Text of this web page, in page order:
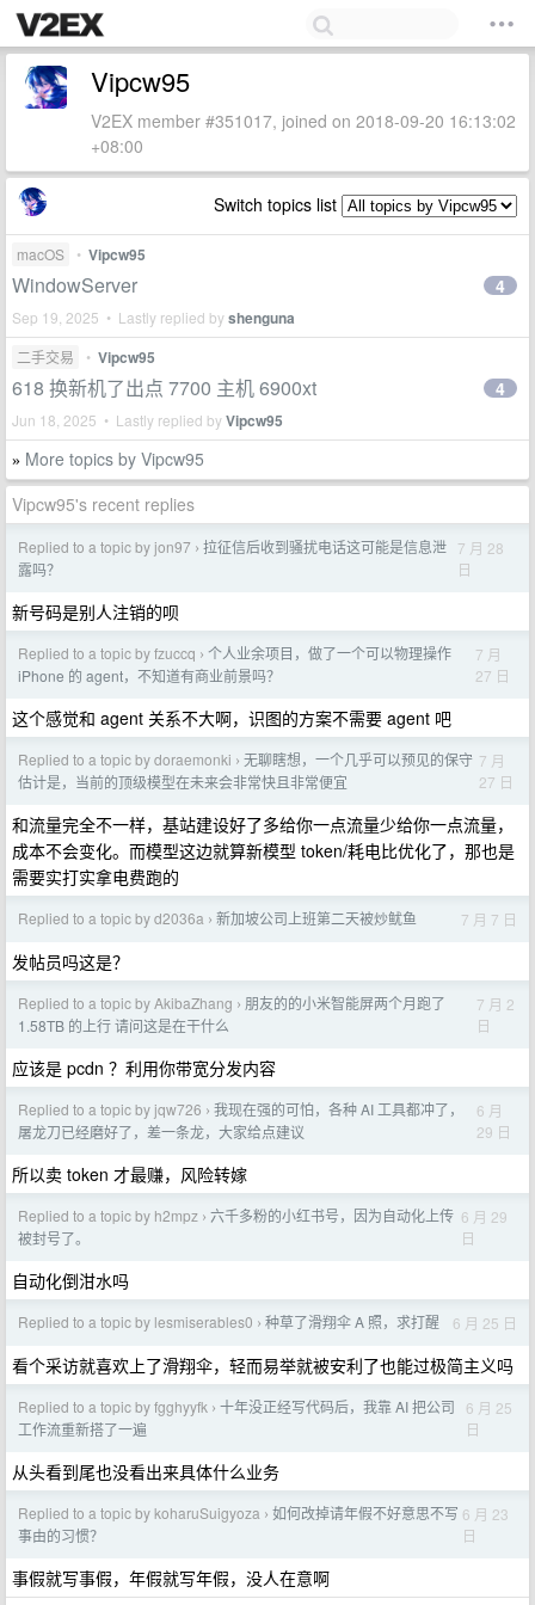
Vipcw95
V2EX member #351017, joined on 2018-09-20 16:13:02
+08:00
Switch topics list
macOS • Vipcw95
WindowServer
Sep 19, 2025 • Lastly replied byshenguna
4
二手交易 • Vipcw95
618 换新机了出点 7700 主机 6900xt
Jun 18, 2025 • Lastly replied byVipcw95
4
» More topics by Vipcw95
Vipcw95's recent replies
Replied to a topic by jon97 › 拉征信后收到骚扰电话这可能是信息泄
露吗？
7 月 28
日
新号码是别人注销的呗
Replied to a topic by fzuccq › 个人业余项目，做了一个可以物理操作
iPhone 的 agent，不知道有商业前景吗？
7 月
27 日
这个感觉和 agent 关系不大啊，识图的方案不需要 agent 吧
Replied to a topic by doraemonki › 无聊瞎想，一个几乎可以预见的保守
估计是，当前的顶级模型在未来会非常快且非常便宜
7 月
27 日
和流量完全不一样，基站建设好了多给你一点流量少给你一点流量，
成本不会变化。而模型这边就算新模型 token/耗电比优化了，那也是
需要实打实拿电费跑的
Replied to a topic by d2036a › 新加坡公司上班第二天被炒鱿鱼 7 月 7 日
发帖员吗这是？
Replied to a topic by AkibaZhang › 朋友的的小米智能屏两个月跑了
1.58TB 的上行 请问这是在干什么
7 月 2
日
应该是 pcdn ？利用你带宽分发内容
Replied to a topic by jqw726 › 我现在强的可怕，各种 AI 工具都冲了，
屠龙刀已经磨好了，差一条龙，大家给点建议
6 月
29 日
所以卖 token 才最赚，风险转嫁
Replied to a topic by h2mpz › 六千多粉的小红书号，因为自动化上传
被封号了。
6 月 29
日
自动化倒泔水吗
Replied to a topic by lesmiserables0 › 种草了滑翔伞 A 照，求打醒 6 月 25 日
看个采访就喜欢上了滑翔伞，轻而易举就被安利了也能过极简主义吗
Replied to a topic by fgghyyfk › 十年没正经写代码后，我靠 AI 把公司
工作流重新搭了一遍
6 月 25
日
从头看到尾也没看出来具体什么业务
Replied to a topic by koharuSuigyoza › 如何改掉请年假不好意思不写
事由的习惯？
6 月 23
日
事假就写事假，年假就写年假，没人在意啊